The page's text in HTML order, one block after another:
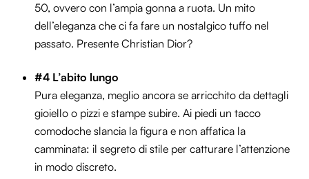
50, ovvero con l’ampia gonna a ruota. Un mito
dell’eleganza che ci fa fare un nostalgico tuffo nel
passato. Presente Christian Dior?
#4 L’abito lungo
Pura eleganza, meglio ancora se arricchito da dettagli
gioiello o pizzi e stampe subire. Ai piedi un tacco
comodoche slancia la figura e non affatica la
camminata: il segreto di stile per catturare l’attenzione
in modo discreto.